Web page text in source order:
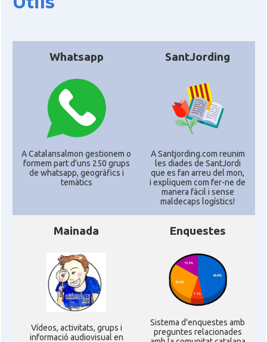
CAMON Catalans a MINNESOTA
CAMON Catalans a NEBRASKA
CAMON Catalans a NEW MEXICO
Catalans a New Orleans
CATALANS A NEW YORK
CAMON Catalans a OKLAHOMA
CAMON Catalans a ORLANDO
Whatsapp
A Catalansalmon gestionem o
formem part d'uns 250 grups
de whatsapp, geogràfics i
temàtics
SantJording
A Santjording.com reunim
les diades de SantJordi
que es fan arreu del mon,
i expliquem com fer-ne de
manera fàcil i sense
maldecaps logí­stics!
Mainada
Ví­deos, activitats, grups i
informació audiovisual en
Enquestes
Sistema d'enquestes amb
preguntes relacionades